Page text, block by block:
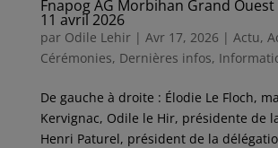
Fnapog AG Morbihan Grand Ouest
11 avril 2026
par Odile Lehir| Avr 17, 2026 | Actu,
Cérémonies, Dernières infos,
De gauche à droite : Élodie Le Floch,
Kervignac, Odile le Hir, présidente de
Henri Paturel, président de la